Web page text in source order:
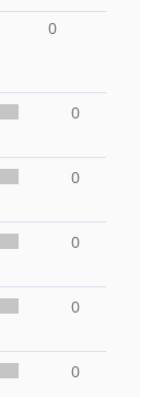
0
0
0
0
0
0